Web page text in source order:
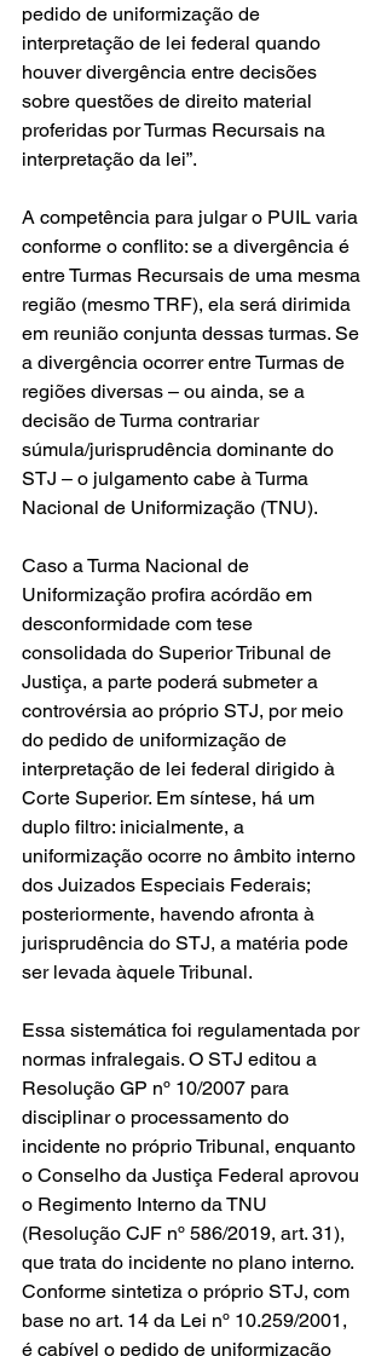
pedido de uniformização de
interpretação de lei federal quando
houver divergência entre decisões
sobre questões de direito material
proferidas por Turmas Recursais na
interpretação da lei”.
A competência para julgar o PUIL varia
conforme o conflito: se a divergência é
entre Turmas Recursais de uma mesma
região (mesmo TRF), ela será dirimida
em reunião conjunta dessas turmas. Se
a divergência ocorrer entre Turmas de
regiões diversas – ou ainda, se a
decisão de Turma contrariar
súmula/jurisprudência dominante do
STJ – o julgamento cabe à Turma
Nacional de Uniformização (TNU).
Caso a Turma Nacional de
Uniformização profira acórdão em
desconformidade com tese
consolidada do Superior Tribunal de
Justiça, a parte poderá submeter a
controvérsia ao próprio STJ, por meio
do pedido de uniformização de
interpretação de lei federal dirigido à
Corte Superior. Em síntese, há um
duplo filtro: inicialmente, a
uniformização ocorre no âmbito interno
dos Juizados Especiais Federais;
posteriormente, havendo afronta à
jurisprudência do STJ, a matéria pode
ser levada àquele Tribunal.
Essa sistemática foi regulamentada por
normas infralegais. O STJ editou a
Resolução GP nº 10/2007 para
disciplinar o processamento do
incidente no próprio Tribunal, enquanto
o Conselho da Justiça Federal aprovou
o Regimento Interno da TNU
(Resolução CJF nº 586/2019, art. 31),
que trata do incidente no plano interno.
Conforme sintetiza o próprio STJ, com
base no art. 14 da Lei nº 10.259/2001,
é cabível o pedido de uniformização